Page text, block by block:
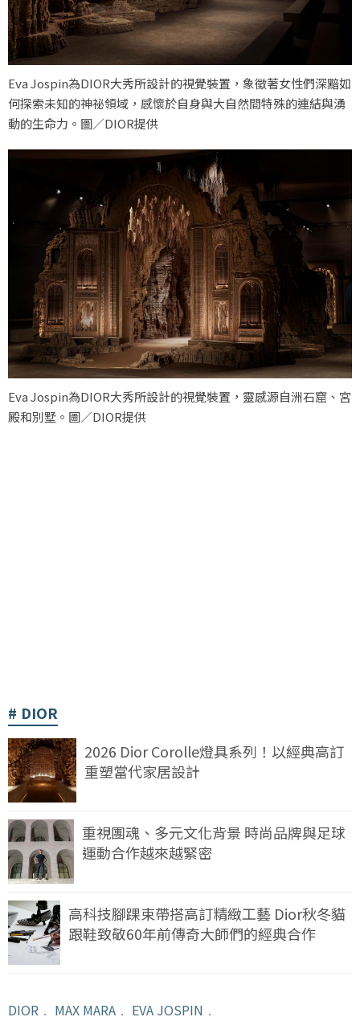
Eva Jospin為DIOR大秀所設計的視覺裝置，象徵著女性們深黯如
何探索未知的神祕領域，感懷於自身與大自然間特殊的連結與湧
動的生命力。圖／DIOR提供
Eva Jospin為DIOR大秀所設計的視覺裝置，靈感源自洲石窟、宮
殿和別墅。圖／DIOR提供
DIOR
2026 Dior Corolle燈具系列！以經典高訂
重塑當代家居設計
重視團魂、多元文化背景 時尚品牌與足球
運動合作越來越緊密
高科技腳踝束帶搭高訂精緻工藝 Dior秋冬貓
跟鞋致敬60年前傳奇大師們的經典合作
DIOR ﹒ MAX MARA ﹒ EVA JOSPIN ﹒